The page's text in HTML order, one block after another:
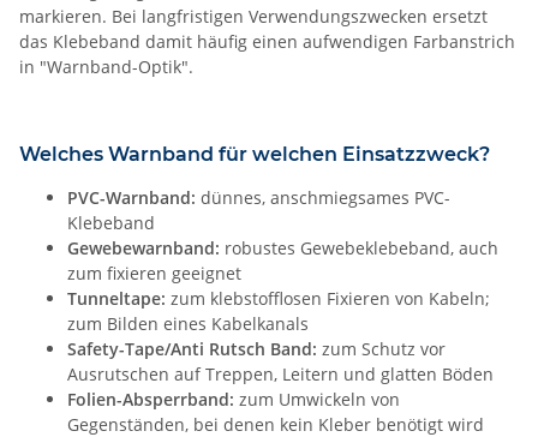
markieren. Bei langfristigen Verwendungszwecken ersetzt
das Klebeband damit häufig einen aufwendigen Farbanstrich
in "Warnband-Optik".
Welches Warnband für welchen Einsatzzweck?
PVC-Warnband: dünnes, anschmiegsames PVC-
Klebeband
Gewebewarnband: robustes Gewebeklebeband, auch
zum fixieren geeignet
Tunneltape: zum klebstofflosen Fixieren von Kabeln;
zum Bilden eines Kabelkanals
Safety-Tape/Anti Rutsch Band: zum Schutz vor
Ausrutschen auf Treppen, Leitern und glatten Böden
Folien-Absperrband: zum Umwickeln von
Gegenständen, bei denen kein Kleber benötigt wird